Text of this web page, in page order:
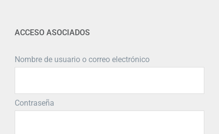
ACCESO ASOCIADOS
Nombre de usuario o correo electrónico
Contraseña